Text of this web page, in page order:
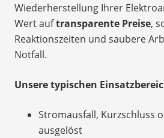
Wiederherstellung Ihrer
Wert auftransparente Preise,
Reaktionszeiten und saubere
Notfall.
Unsere typischen
Stromausfall, Kurzschluss
ausgelöst